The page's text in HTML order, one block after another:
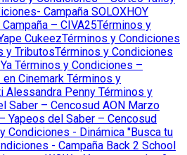
Campaña SOLOXHOY
– CIVA25Términos y
CukeezTérminos y Condiciones
y TributosTérminos y Condiciones
Términos y Condiciones –
en Cinemark Términos y
Alessandra Penny Términos y
Saber – Cencosud AON Marzo
Yapeos del Saber – Cencosud
Condiciones - Dinámica "Busca tu
- Campaña Back 2 School